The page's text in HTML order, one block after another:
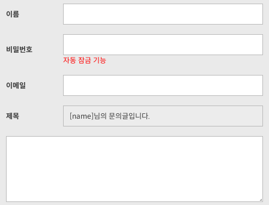
이름
비밀번호
자동 잠금 기능
이메일
제목